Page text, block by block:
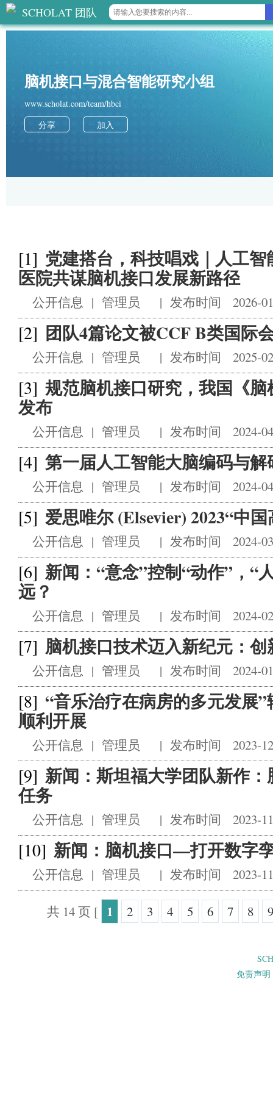
SCHOLAT 团队
脑机接口与混合智能研究小组
www.scholat.com/team/hbci
分享
加入
[1] 党建搭台，科技唱戏｜人工
医院共谋脑机接口发展新路径
公开信息 | 管理员 | 发布时间 2026-
[2] 团队4篇论文被CCF B类国际
公开信息 | 管理员 | 发布时间 2025-
[3] 规范脑机接口研究，我国《
发布
公开信息 | 管理员 | 发布时间 2024-
[4] 第一届人工智能大脑编码与
公开信息 | 管理员 | 发布时间 2024-
[5] 爱思唯尔 (Elsevier) 2023“中
公开信息 | 管理员 | 发布时间 2024-
[6] 新闻：“意念”控制“动作”，“
远？
公开信息 | 管理员 | 发布时间 2024-
[7] 脑机接口技术迈入新纪元：
公开信息 | 管理员 | 发布时间 2024-
[8] “音乐治疗在病房的多元发展
顺利开展
公开信息 | 管理员 | 发布时间 2023-
[9] 新闻：斯坦福大学团队新作
任务
公开信息 | 管理员 | 发布时间 2023-
[10] 新闻：脑机接口—打开数字
公开信息 | 管理员 | 发布时间 2023-
共 14 页 [ 1 2 3 4 5 6 7 8 9
免责声明